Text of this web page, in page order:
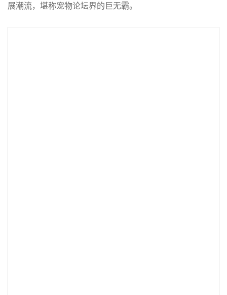
展潮流，堪称宠物论坛界的巨无霸。